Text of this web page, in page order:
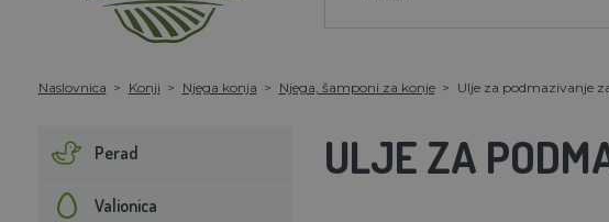
Naslovnica Konji Njega konja Njega, šamponi za konje Ulje za podmazivanje
Perad
Valionica
ULJE ZA